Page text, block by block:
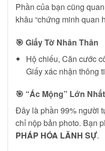
Phần của bạn cũng
khâu “chứng minh quan
🎯 Giấy Tờ Nhân Thân
Hộ chiếu, Căn cước
Giấy xác nhận thông
🎯 “Ác Mộng” Lớn
Đây là phần 99% người
chỉ nộp bản photo. Bạn
PHÁP HÓA LÃNH SỰ.